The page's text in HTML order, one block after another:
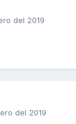
del 2019
del 2019